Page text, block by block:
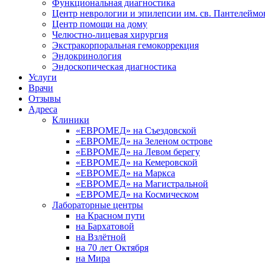
Функциональная диагностика
Центр неврологии и эпилепсии им. св.
Центр помощи на дому
Челюстно-лицевая хирургия
Экстракорпоральная гемокоррекция
Эндокринология
Эндоскопическая диагностика
Услуги
Врачи
Отзывы
Адреса
Клиники
«ЕВРОМЕД» на Съездовской
«ЕВРОМЕД» на Зеленом острове
«ЕВРОМЕД» на Левом берегу
«ЕВРОМЕД» на Кемеровской
«ЕВРОМЕД» на Маркса
«ЕВРОМЕД» на Магистральной
«ЕВРОМЕД» на Космическом
Лабораторные центры
на Красном пути
на Бархатовой
на Взлётной
на 70 лет Октября
на Мира